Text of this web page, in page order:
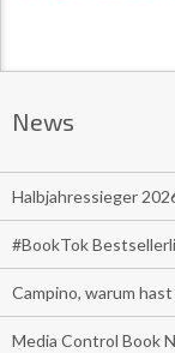
News
Halbjahressieger
#BookTok
Campino, warum
Media Control Book